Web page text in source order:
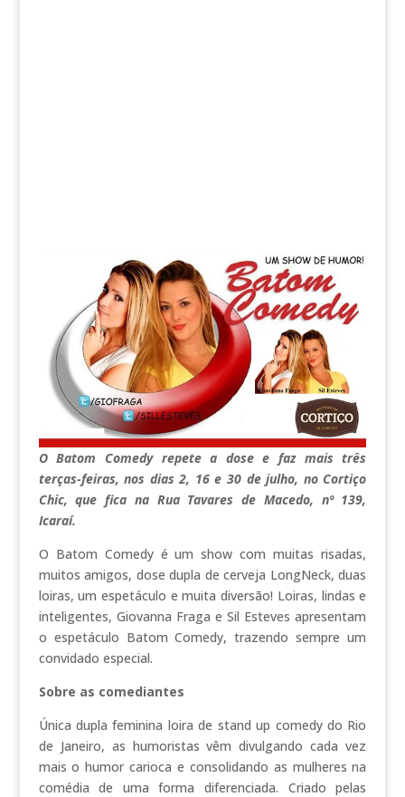
O Batom Comedy repete a dose e faz mais três
terças-feiras, nos dias 2, 16 e 30 de julho, no Cortiço
Chic, que fica na Rua Tavares de Macedo, nº 139,
Icaraí.
O Batom Comedy é um show com muitas risadas,
muitos amigos, dose dupla de cerveja LongNeck, duas
loiras, um espetáculo e muita diversão! Loiras, lindas e
inteligentes, Giovanna Fraga e Sil Esteves apresentam
o espetáculo Batom Comedy, trazendo sempre um
convidado especial.
Sobre as comediantes
Única dupla feminina loira de stand up comedy do Rio
de Janeiro, as humoristas vêm divulgando cada vez
mais o humor carioca e consolidando as mulheres na
comédia de uma forma diferenciada. Criado pelas